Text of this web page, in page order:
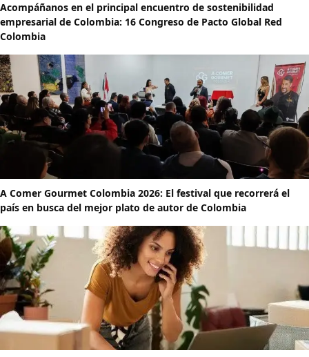
Acompáñanos en el principal encuentro de sostenibilidad
empresarial de Colombia: 16 Congreso de Pacto Global Red
Colombia
A Comer Gourmet Colombia 2026: El festival que recorrerá el
país en busca del mejor plato de autor de Colombia